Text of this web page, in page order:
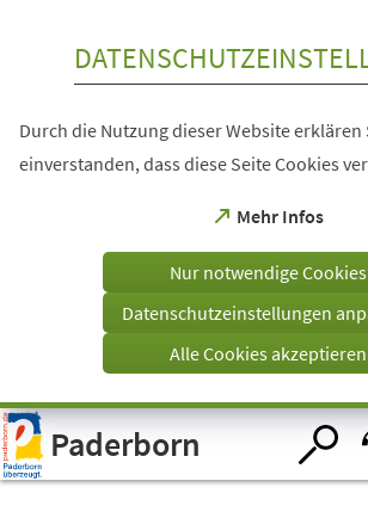
Visuelle
Assistenzsoftware
öffnen.
Durch die Nutzung dieser Website erklären
einverstanden, dass diese Seite Cookies
Mehr Infos
(Öffnet
einem
Tab)
Nur notwendige Cookies
Datenschutzeinstellungen
Alle Cookies akzeptieren
Paderborn